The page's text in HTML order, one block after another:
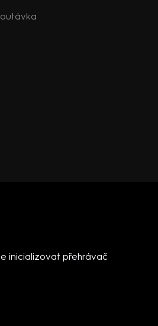
inicializovat přehrávač